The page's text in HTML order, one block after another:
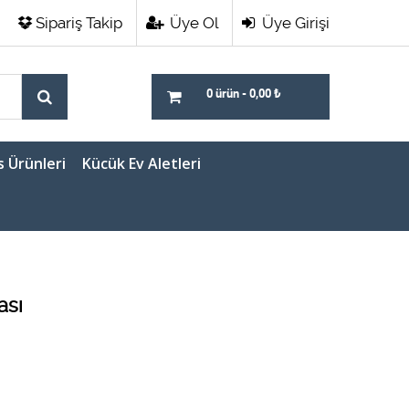
Üye Girişi
Üye Ol
Sipariş Takip
0 ürün - 0,00 ₺
Ürünleri Kücük Ev Aletleri